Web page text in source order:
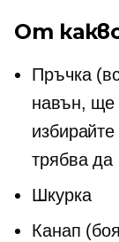
От
Пръчка
навън, ще
трябва да
Шкурка
Канап